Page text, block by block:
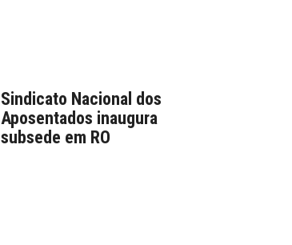
Sindicato Nacional dos
Aposentados inaugura
subsede em RO